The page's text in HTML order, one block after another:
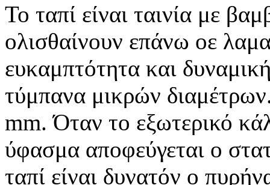
Το ταπί είναι ταινία με
ολισθαίνουν επάνω οε
ευκαμπτότητα και
τύμπανα μικρών
mm. Όταν το εξωτερικό
ύφασμα αποφεύγεται ο
ταπί είναι δυνατόν ο